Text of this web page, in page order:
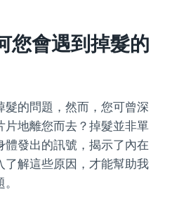
您會遇到掉髮的
的問題，然而，您可曾深
片地離您而去？掉髮並非單
發出的訊號，揭示了內在
解這些原因，才能幫助我